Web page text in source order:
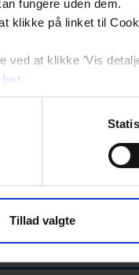
fungere uden dem.
klikke på linket til
at klikke ’Vis
her
Tillad valgte
Sjælland